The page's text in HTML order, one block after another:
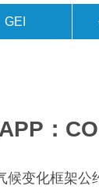
GEI
：
候变化框架